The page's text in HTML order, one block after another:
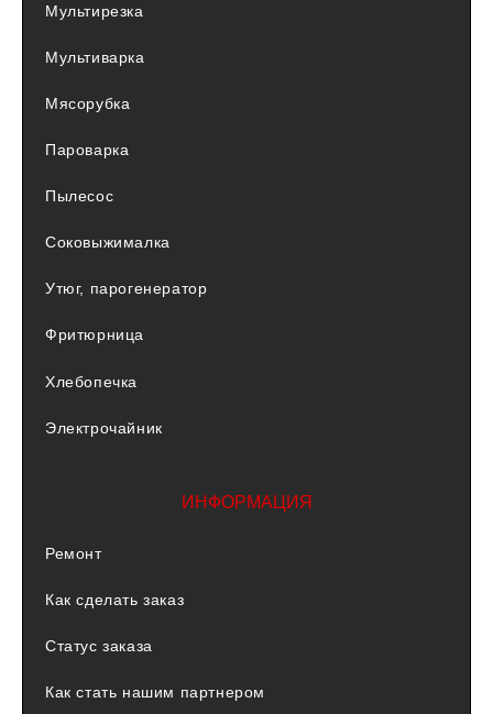
Мультирезка
Мультиварка
Мясорубка
Пароварка
Пылесос
Соковыжималка
Утюг, парогенератор
Фритюрница
Хлебопечка
Электрочайник
ИНФОРМАЦИЯ
Ремонт
Как сделать заказ
Статус заказа
Как стать нашим партнером